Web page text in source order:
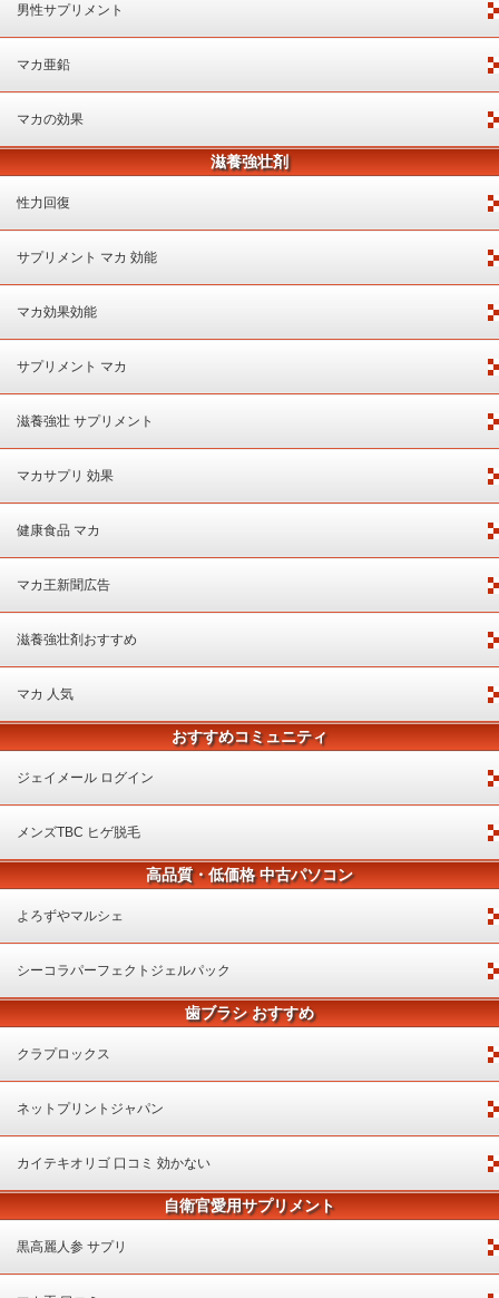
男性サプリメント
マカ亜鉛
マカの効果
滋養強壮剤
性力回復
サプリメント マカ 効能
マカ効果効能
サプリメント マカ
滋養強壮 サプリメント
マカサプリ 効果
健康食品 マカ
マカ王新聞広告
滋養強壮剤おすすめ
マカ 人気
おすすめコミュニティ
ジェイメール ログイン
メンズTBC ヒゲ脱毛
高品質・低価格 中古パソコン
よろずやマルシェ
シーコラパーフェクトジェルパック
歯ブラシ おすすめ
クラプロックス
ネットプリントジャパン
カイテキオリゴ 口コミ 効かない
自衛官愛用サプリメント
黒高麗人参 サプリ